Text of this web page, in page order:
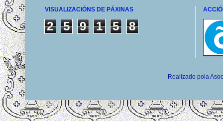
VISUALIZACIÓNS DE PÁXINAS
2 5 9 1 5 8
Realizado pola